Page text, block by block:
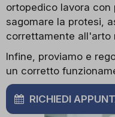
ortopedico lavora con
sagomare la protesi,
correttamente all'arto
Infine, proviamo e
un corretto
RICHIEDI